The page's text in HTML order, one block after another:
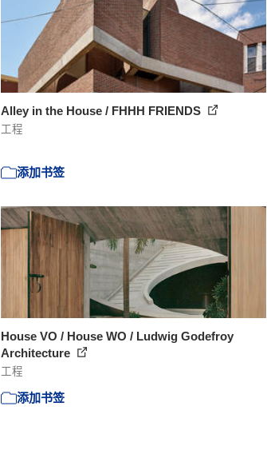
Alley in the House / FHHH FRIENDS
工程
添加书签
House VO / House WO / Ludwig Godefroy
Architecture
工程
添加书签